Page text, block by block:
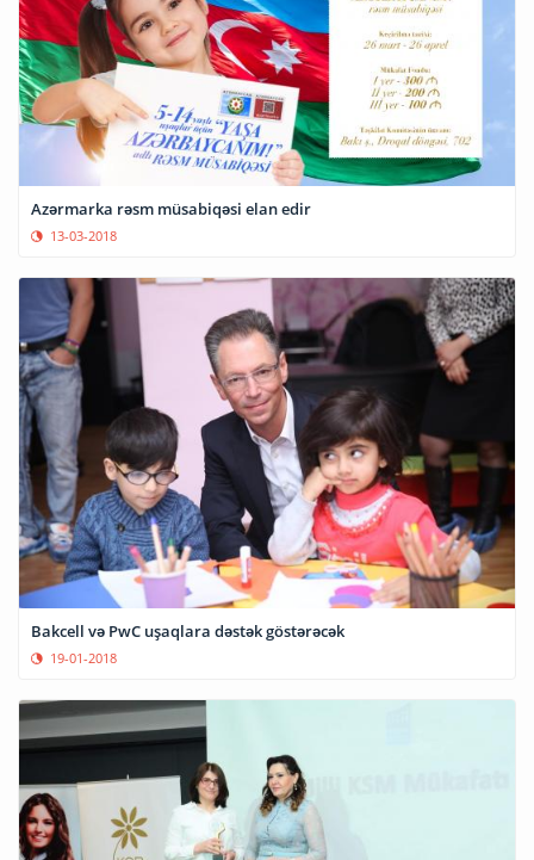
Azərmarka rəsm müsabiqəsi elan edir
13-03-2018
Bakcell və PwC uşaqlara dəstək göstərəcək
19-01-2018